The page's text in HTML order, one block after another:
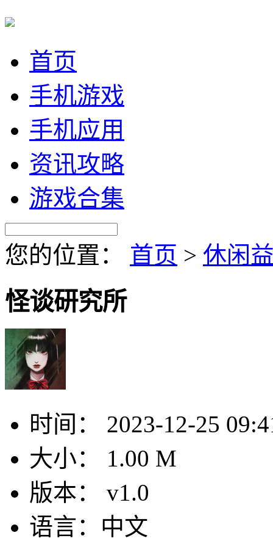
首页
手机游戏
手机应用
资讯攻略
游戏合集
您的位置： 首页 > 休闲
怪谈研究所
时间：
2023-12-25
大小：
1.00 M
版本：
v1.0
语言： 中文